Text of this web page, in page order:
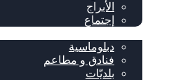
الأبراج
إجتماع
دبلوماسية
فنادق و مطاعم
بلديّات